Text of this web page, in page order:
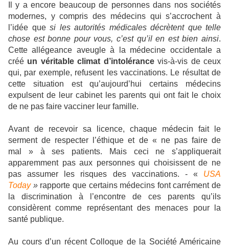
Il y a encore beaucoup de personnes dans nos sociétés
modernes, y compris des médecins qui s’accrochent à
l’idée que si les autorités médicales décrètent que telle
chose est bonne pour vous, c’est qu’il en est bien ainsi.
Cette allégeance aveugle à la médecine occidentale a
créé un véritable climat d’intolérancevis-à-vis de ceux
qui, par exemple, refusent les vaccinations. Le résultat de
cette situation est qu’aujourd’hui certains médecins
expulsent de leur cabinet les parents qui ont fait le choix
de ne pas faire vacciner leur famille.
Avant de recevoir sa licence, chaque médecin fait le
serment de respecter l’éthique et de « ne pas faire de
mal » à ses patients. Mais ceci ne s’appliquerait
apparemment pas aux personnes qui choisissent de ne
pas assumer les risques des vaccinations. - « USA
Today »rapporte que certains médecins font carrément de
la discrimination à l’encontre de ces parents qu’ils
considèrent comme représentant des menaces pour la
santé publique.
Au cours d’un récent Colloque de la Société Américaine